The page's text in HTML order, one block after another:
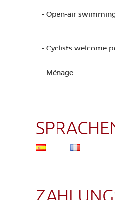
- Open-air
- Cyclists welcome
- Ménage